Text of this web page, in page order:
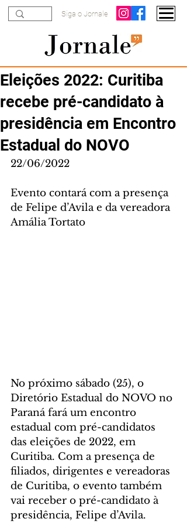
Siga o Jornale
Eleições 2022: Curitiba
recebe pré-candidato à
presidência em Encontro
Estadual do NOVO
22/06/2022
Evento contará com a presença
de Felipe d’Avila e da vereadora
Amália Tortato
No próximo sábado (25), o
Diretório Estadual do NOVO no
Paraná fará um encontro
estadual com pré-candidatos
das eleições de 2022, em
Curitiba. Com a presença de
filiados, dirigentes e vereadoras
de Curitiba, o evento também
vai receber o pré-candidato à
presidência, Felipe d’Avila.